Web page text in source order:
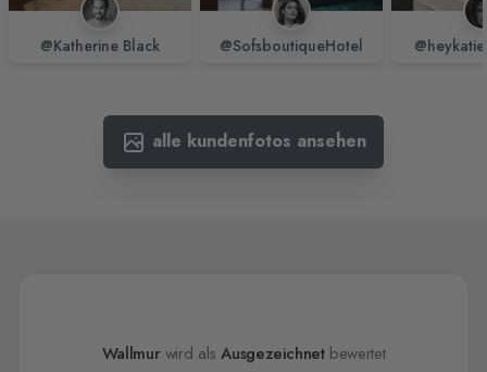
@Katherine Black @SofsboutiqueHotel
alle kundenfotos ansehen
Wallmur wird alsAusgezeichnetbewertet